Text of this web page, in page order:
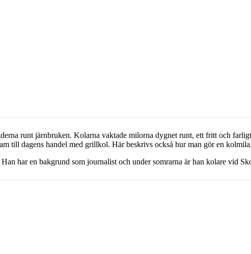
runt järnbruken. Kolarna vaktade milorna dygnet runt, ett fritt och
till dagens handel med grillkol. Här beskrivs också hur man gör en
har en bakgrund som journalist och under somrarna är han kolare vid